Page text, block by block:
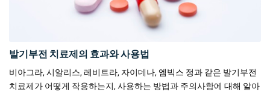
발기부전 치료제의 효과와 사용법
비아그라, 시알리스, 레비트라, 자이데나, 엠빅스 정과 같은 발기부전
치료제가 어떻게 작용하는지, 사용하는 방법과 주의사항에 대해 알아